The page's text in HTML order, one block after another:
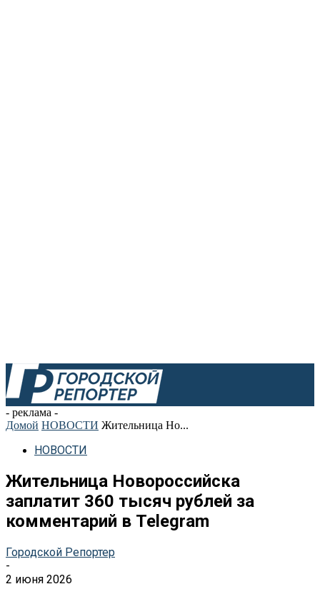
- реклама -
Домой НОВОСТИ Жительница Но...
НОВОСТИ
Жительница Новороссийска
заплатит 360 тысяч рублей за
комментарий в Telegram
Городской Репортер
-
2 июня 2026